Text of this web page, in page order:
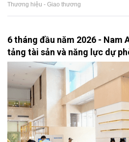
Thương hiệu - Giao thương
6 tháng đầu năm 2026 - Nam
tảng tài sản và năng lực dự